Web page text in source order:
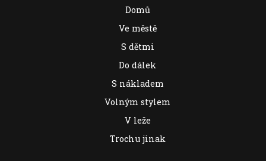
Domů
Ve městě
S dětmi
Do dálek
S nákladem
Volným stylem
V leže
Trochu jinak